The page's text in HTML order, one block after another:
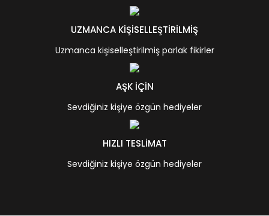
UZMANCA KİŞİSELLEŞTİRİLMİŞ
Uzmanca kişiselleştirilmiş parlak fikirler
AŞK İÇİN
Sevdiğiniz kişiye özgün hediyeler
HIZLI TESLİMAT
Sevdiğiniz kişiye özgün hediyeler